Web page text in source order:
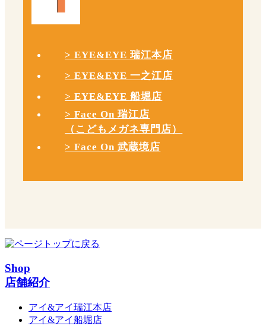
> EYE&EYE 瑞江本店
> EYE&EYE 一之江店
> EYE&EYE 船堀店
> Face On 瑞江店
（こどもメガネ専門店）
> Face On 武蔵境店
Shop
店舗紹介
アイ&アイ瑞江本店
アイ&アイ船堀店